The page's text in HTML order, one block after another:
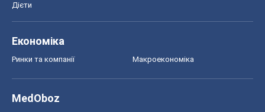
Дієти
Економіка
Ринки та компанії Макроекономіка
MedOboz